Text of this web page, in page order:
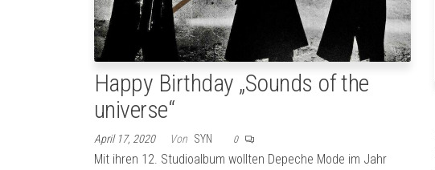
Happy Birthday „Sounds of the
universe“
April 17, 2020 Von SYN 0
Mit ihren 12. Studioalbum wollten Depeche Mode im Jahr